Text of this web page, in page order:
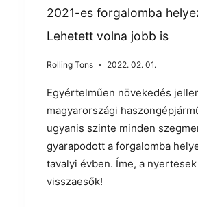
2021-es forgalomba
Lehetett volna jobb is
Rolling Tons 2022. 02. 01.
Egyértelműen növekedés
magyarországi
ugyanis szinte minden
gyarapodott a forgalomba
tavalyi évben. Íme, a
visszaesők!